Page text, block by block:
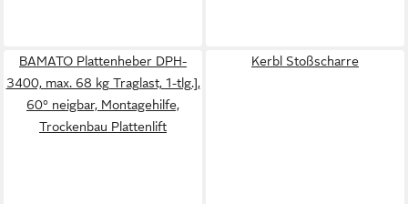
BAMATO Plattenheber DPH-
3400, max. 68 kg Traglast, 1-tlg.],
60° neigbar, Montagehilfe,
Trockenbau Plattenlift
Kerbl Stoßscharre